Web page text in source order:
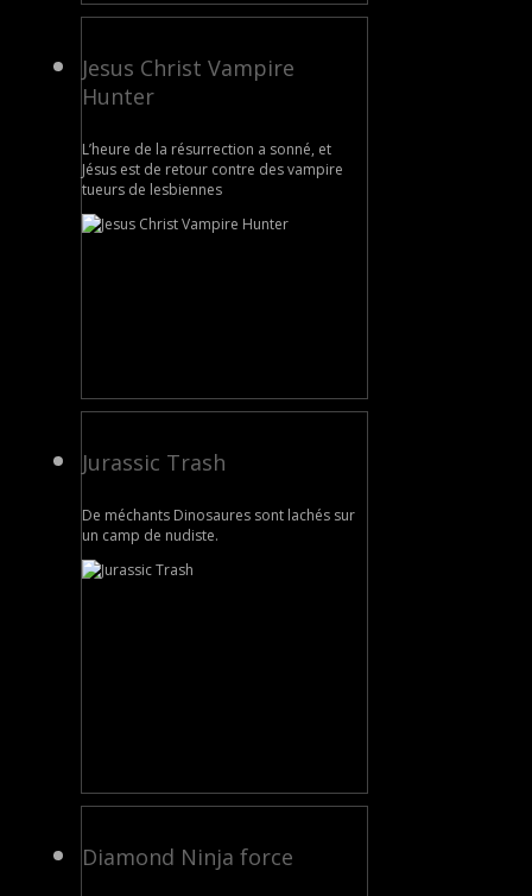
Jesus Christ Vampire
Hunter
L’heure de la résurrection a sonné, et
Jésus est de retour contre des vampire
tueurs de lesbiennes
Jurassic Trash
De méchants Dinosaures sont lachés sur
un camp de nudiste.
Diamond Ninja force